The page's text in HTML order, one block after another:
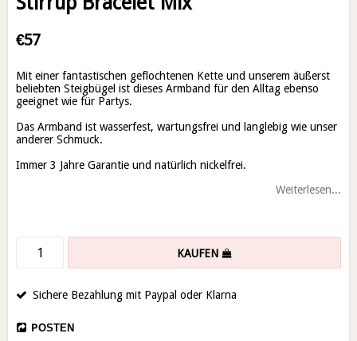
€57
Mit einer fantastischen geflochtenen Kette und unserem äußerst
beliebten Steigbügel ist dieses Armband für den Alltag ebenso
geeignet wie für Partys.
Das Armband ist wasserfest, wartungsfrei und langlebig wie unser
anderer Schmuck.
Immer 3 Jahre Garantie und natürlich nickelfrei.
Weiterlesen...
KAUFEN
Sichere Bezahlung mit Paypal oder Klarna
POSTEN